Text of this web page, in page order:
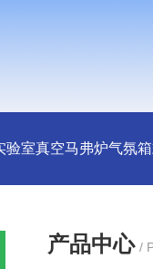
验室真空马弗炉气氛
产品中心 /